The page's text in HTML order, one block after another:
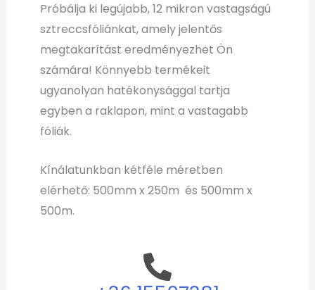
Próbálja ki legújabb, 12 mikron vastagságú
sztreccsfóliánkat, amely jelentős
megtakarítást eredményezhet Ön
számára! Könnyebb termékeit
ugyanolyan hatékonysággal tartja
egyben a raklapon, mint a vastagabb
fóliák.
Kínálatunkban kétféle méretben
elérhető: 500mm x 250m és 500mm x
500m.